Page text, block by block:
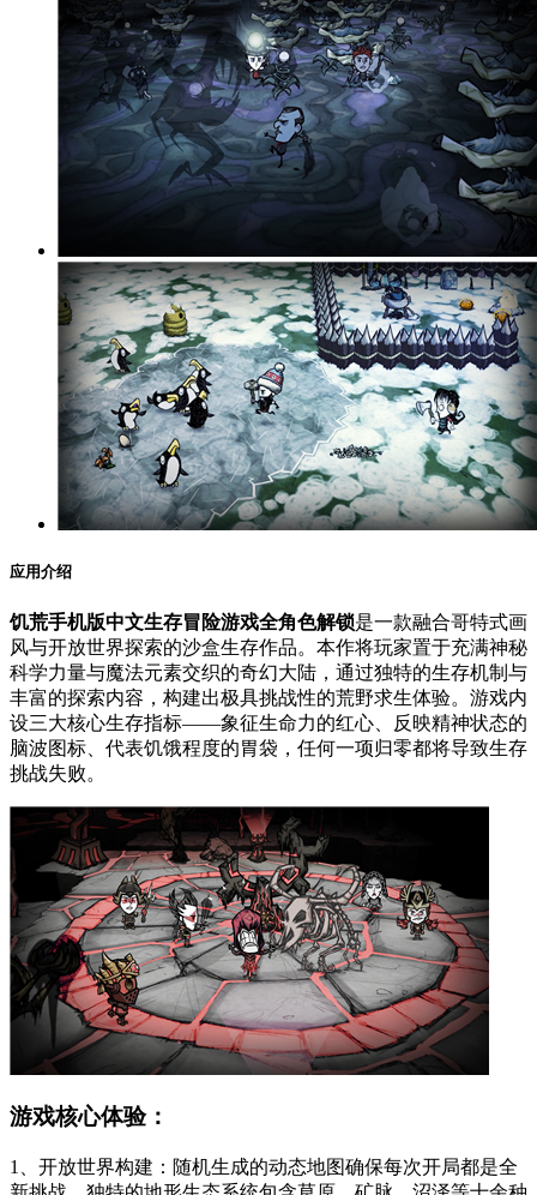
应用介绍
饥荒手机版中文生存冒险游戏全角色解锁是一款融合哥特式画
风与开放世界探索的沙盒生存作品。本作将玩家置于充满神秘
科学力量与魔法元素交织的奇幻大陆，通过独特的生存机制与
丰富的探索内容，构建出极具挑战性的荒野求生体验。游戏内
设三大核心生存指标——象征生命力的红心、反映精神状态的
脑波图标、代表饥饿程度的胃袋，任何一项归零都将导致生存
挑战失败。
游戏核心体验：
1、开放世界构建：随机生成的动态地图确保每次开局都是全